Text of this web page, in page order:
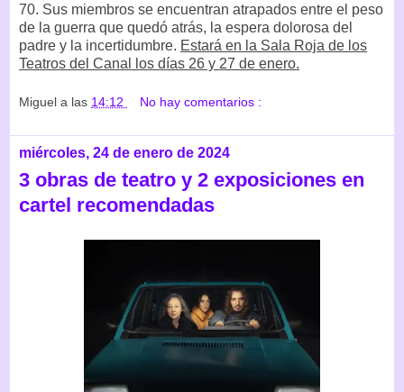
70. Sus miembros se encuentran atrapados entre el peso
de la guerra que quedó atrás, la espera dolorosa del
padre y la incertidumbre. Estará en la Sala Roja de los
Teatros del Canal los días 26 y 27 de enero.
Miguel a las 14:12 No hay comentarios :
miércoles, 24 de enero de 2024
3 obras de teatro y 2 exposiciones en
cartel recomendadas